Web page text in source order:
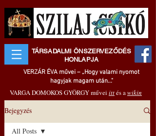
TÁRSADALMI ÖNSZERVEZŐDÉS
HONLAPJA
VERZÁR ÉVA művei – „Hogy valami nyomot
hagyjak magam után..."
VARGA DOMOKOS GYÖRGY művei ittés awikin
Bejegyzés
All Posts